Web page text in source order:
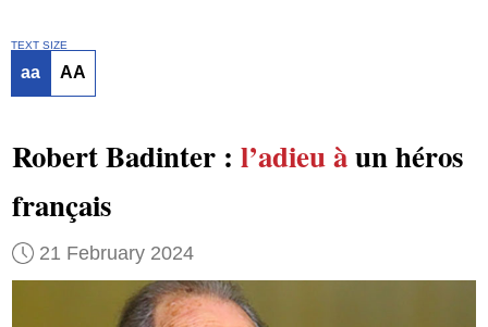
TEXT SIZE
aa AA
Robert Badinter : l’adieu àun héros
français
21 February 2024